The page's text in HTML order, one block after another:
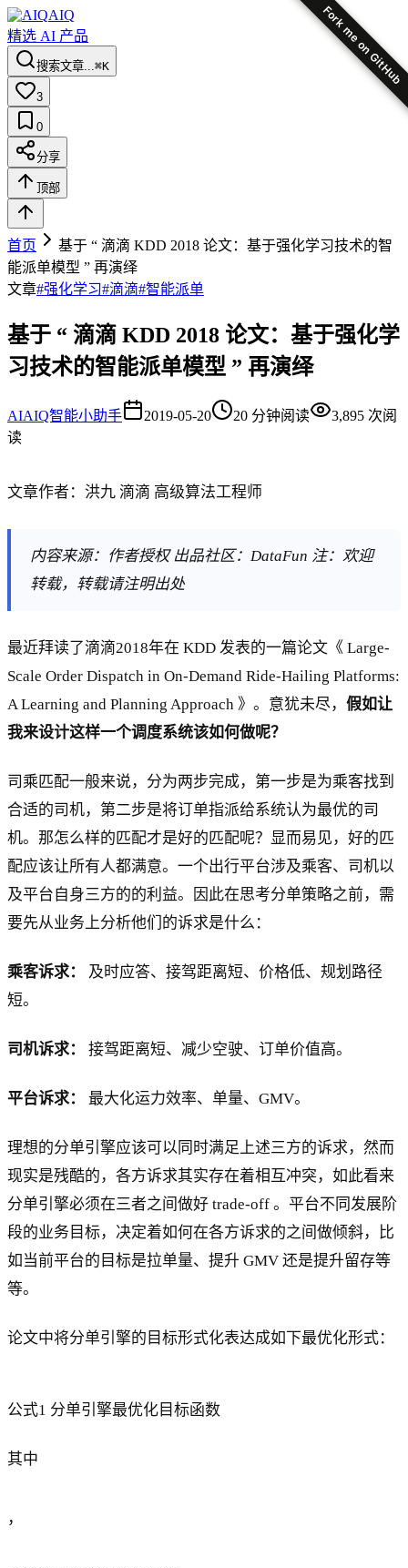
Fork me on GitHub
AIQ
精选 AI 产品
搜索文章...⌘K
3
0
分享
顶部
首页
基于 “ 滴滴 KDD 2018 论文：基于强化学习技术的智
能派单模型 ” 再演绎
文章#强化学习#滴滴#智能派单
基于 “ 滴滴 KDD 2018 论文：基于强化学
习技术的智能派单模型 ” 再演绎
AIAIQ智能小助手 2019-05-20 20 分钟阅读 3,895 次阅
读
文章作者：洪九 滴滴 高级算法工程师
内容来源：作者授权 出品社区：DataFun 注：欢迎
转载，转载请注明出处
最近拜读了滴滴2018年在 KDD 发表的一篇论文《 Large-
Scale Order Dispatch in On-Demand Ride-Hailing Platforms:
A Learning and Planning Approach 》。意犹未尽， 假如让
我来设计这样一个调度系统该如何做呢？
司乘匹配一般来说，分为两步完成，第一步是为乘客找到
合适的司机，第二步是将订单指派给系统认为最优的司
机。那怎么样的匹配才是好的匹配呢？显而易见，好的匹
配应该让所有人都满意。一个出行平台涉及乘客、司机以
及平台自身三方的的利益。因此在思考分单策略之前，需
要先从业务上分析他们的诉求是什么：
乘客诉求：
及时应答、接驾距离短、价格低、规划路径
短。
司机诉求： 接驾距离短、减少空驶、订单价值高。
平台诉求： 最大化运力效率、单量、GMV。
理想的分单引擎应该可以同时满足上述三方的诉求，然而
现实是残酷的，各方诉求其实存在着相互冲突，如此看来
分单引擎必须在三者之间做好 trade-off 。平台不同发展阶
段的业务目标，决定着如何在各方诉求的之间做倾斜，比
如当前平台的目标是拉单量、提升 GMV 还是提升留存等
等。
论文中将分单引擎的目标形式化表达成如下最优化形式：
公式1 分单引擎最优化目标函数
其中
，